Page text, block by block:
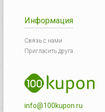
Информация
Связь с нами
Пригласить друга
info@100kupon.ru